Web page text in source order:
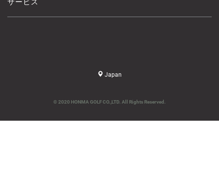
サービス
Japan
© 2020 HONMA GOLF CO.,LTD. All Rights Reserved.